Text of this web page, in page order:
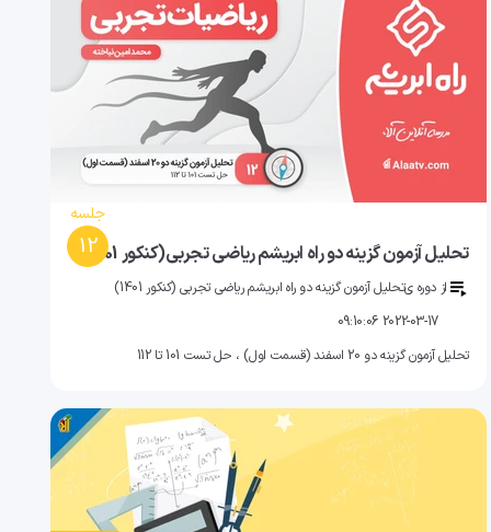
جلسه
12 تحلیل آزمون گزینه دو راه ابریشم ریاضی تجربی(کنکور 1401)
از دوره یتحلیل آزمون گزینه دو راه ابریشم ریاضی تجربی (کنکور 1401)
2022-03-17 09:10:06
تحلیل آزمون گزینه دو 20 اسفند (قسمت اول) ، حل تست 101 تا 112